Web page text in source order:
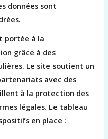
données sont
portée à la
grâce à des
Le site soutient un
avec des
à la protection des
légales. Le tableau
en place :